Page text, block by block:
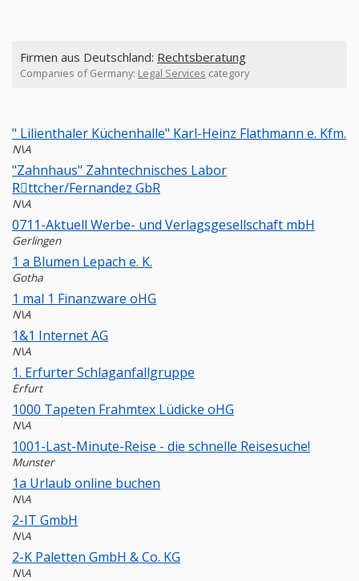
Firmen aus Deutschland: Rechtsberatung
Companies of Germany: Legal Services category
" Lilienthaler Küchenhalle" Karl-Heinz Flathmann e. Kfm.
N\A
"Zahnhaus" Zahntechnisches Labor
Rِttcher/Fernandez GbR
N\A
0711-Aktuell Werbe- und Verlagsgesellschaft mbH
Gerlingen
1 a Blumen Lepach e. K.
Gotha
1 mal 1 Finanzware oHG
N\A
1&1 Internet AG
N\A
1. Erfurter Schlaganfallgruppe
Erfurt
1000 Tapeten Frahmtex Lüdicke oHG
N\A
1001-Last-Minute-Reise - die schnelle Reisesuche!
Munster
1a Urlaub online buchen
N\A
2-IT GmbH
N\A
2-K Paletten GmbH & Co. KG
N\A